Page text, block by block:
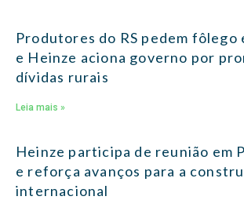
Produtores do RS pedem fôlego
e Heinze aciona governo por
dívidas rurais
Leia mais »
Heinze participa de reunião em
e reforça avanços para a
internacional